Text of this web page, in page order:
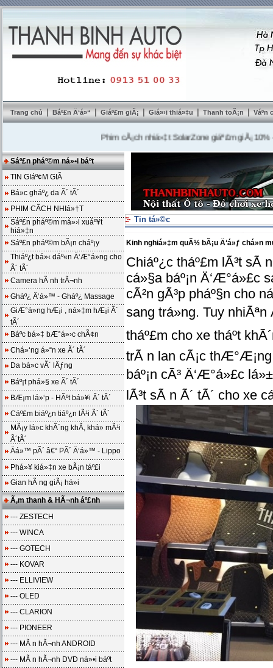
Trang chủ | Báº£n Ä‘á»“ | Giáº£m giÃ¡ | Giá»›i thiá»‡u | Thanh toÃ¡n | Váº­n
Phim cÃ¡ch nhiá»‡t SolarZone giáº£m giÃ¡ 10%---
Sáº£n pháº©m ná»•i báº­t
TIN GIáº¢M GIÃ
Bá»c gháº¿ da Ã´ tÃ´
PHIM CÃCH NHIá»†T
Sáº£n pháº©m má»›i xuáº¥t
hiá»‡n
Sáº£n pháº©m bÃ¡n cháº¡y
Thiáº¿t bá»‹ dáº«n Ä‘Æ°á»ng cho
Ã´ tÃ´
Camera hÃ nh trÃ¬nh
Gháº¿ Ä‘á»™ - Gháº¿ Massage
GiÆ°á»ng hÆ¡i , ná»‡m hÆ¡i Ã´
tÃ´
Báº­c bá»‡ bÆ°á»›c chÃ¢n
Chá»‘ng á»“n xe Ã´ tÃ´
Da bá»c vÃ´ lÄƒng
Báº¡t phá»§ xe Ã´ tÃ´
BÆ¡m lá»‘p - HÃºt bá»¥i Ã´ tÃ´
Cáº£m biáº¿n tiáº¿n lÃ¹i Ã´ tÃ´
MÃ¡y lá»c khÃ´ng khÃ­, khá»­ mÃ¹i
Ã´tÃ´
Äá»™ pÃ´ â€“ PÃ´ Ä‘á»™ - Lippo
Phá»¥ kiá»‡n xe bÃ¡n táº£i
Gian hÃ ng giÃ¡ há»i
Ã‚m thanh & HÃ¬nh áº£nh
--- ZESTECH
--- WINCA
--- GOTECH
--- KOVAR
--- ELLIVIEW
--- OLED
--- CLARION
--- PIONEER
--- MÃ n hÃ¬nh ANDROID
--- MÃ n hÃ¬nh DVD ná»•i báº­t
Tin tá»©c
Kinh nghiá»‡m quÃ½ bÃ¡u Ä‘á»ƒ chá»n
Chiáº¿c tháº£m lÃ³t sÃ
cá»§a báº¡n Ä‘Æ°á»£c
cÃ²n gÃ³p pháº§n cho
sang trá»ng. Tuy
tháº£m cho xe tháº­t
trÃ n lan cÃ¡c
báº¡n cÃ³ Ä‘Æ°á»£c
lÃ³t sÃ n Ã´ tÃ´ cho xe